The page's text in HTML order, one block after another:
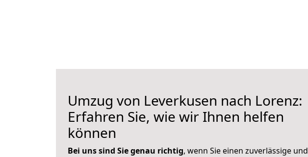
Umzug von Leverkusen nach Lorenz:
Erfahren Sie, wie wir Ihnen helfen
können
Bei uns sind Sie genau richtig, wenn Sie einen zuverlässige und